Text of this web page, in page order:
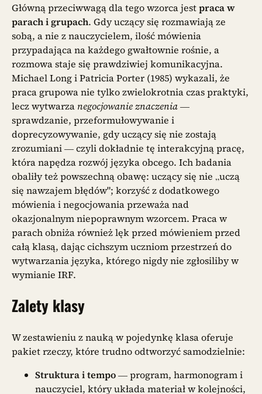
Główną przeciwwagą dla tego wzorca jestpraca w
parach i grupach. Gdy uczący się rozmawiają ze
sobą, a nie z nauczycielem, ilość mówienia
przypadająca na każdego gwałtownie rośnie, a
rozmowa staje się prawdziwiej komunikacyjna.
Michael Long i Patricia Porter (1985) wykazali, że
praca grupowa nie tylko zwielokrotnia czas praktyki,
lecz wytwarza negocjowanie znaczenia—
sprawdzanie, przeformułowywanie i
doprecyzowywanie, gdy uczący się nie zostają
zrozumiani — czyli dokładnie tę interakcyjną pracę,
która napędza rozwój języka obcego. Ich badania
obaliły też powszechną obawę: uczący się nie „uczą
się nawzajem błędów"; korzyść z dodatkowego
mówienia i negocjowania przeważa nad
okazjonalnym niepoprawnym wzorcem. Praca w
parach obniża również lęk przed mówieniem przed
całą klasą, dając cichszym uczniom przestrzeń do
wytwarzania języka, którego nigdy nie zgłosiliby w
wymianie IRF.
Zalety klasy
W zestawieniu z nauką w pojedynkę klasa oferuje
pakiet rzeczy, które trudno odtworzyć samodzielnie:
Struktura i tempo— program, harmonogram i
nauczyciel, który układa materiał w kolejności,